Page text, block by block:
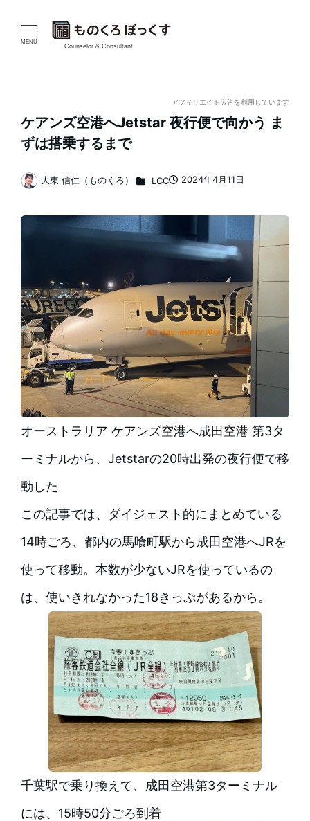
MENU
Counselor & Consultant
アフィリエイト広告を利用しています
ケアンズ空港へJetstar 夜行便で向かう ま
ずは搭乗するまで
2024年4月11日
著
大東 信仁（ものくろ） カテゴリー
LCC
オーストラリア ケアンズ空港へ成田空港 第3タ
ーミナルから、Jetstarの20時出発の夜行便で移
動した
この記事では、ダイジェスト的にまとめている
14時ごろ、都内の馬喰町駅から成田空港へJRを
使って移動。本数が少ないJRを使っているの
は、使いきれなかった18きっぷがあるから。
千葉駅で乗り換えて、成田空港第3ターミナル
には、15時50分ごろ到着